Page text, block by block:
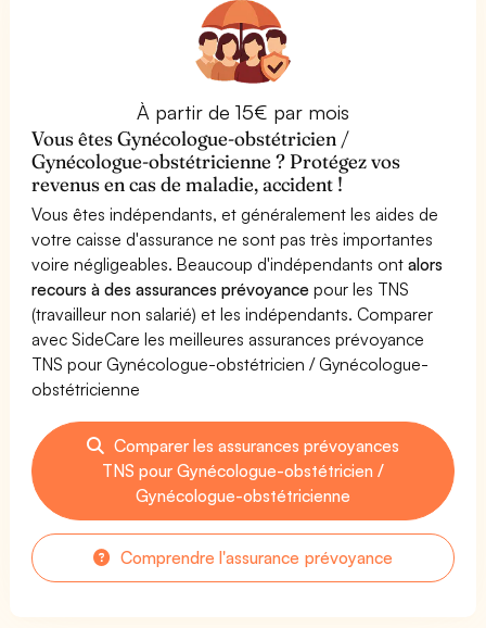
À partir de 15€ par mois
Vous êtes Gynécologue-obstétricien /
Gynécologue-obstétricienne ? Protégez vos
revenus en cas de maladie, accident !
Vous êtes indépendants, et généralement les aides de
votre caisse d'assurance ne sont pas très importantes
voire négligeables. Beaucoup d'indépendants ontalors
recours à des assurances prévoyance pour les TNS
(travailleur non salarié) et les indépendants. Comparer
avec SideCare les meilleures assurances prévoyance
TNS pour Gynécologue-obstétricien / Gynécologue-
obstétricienne
Comparer les assurances prévoyances
TNS pour Gynécologue-obstétricien /
Gynécologue-obstétricienne
Comprendre l'assurance prévoyance